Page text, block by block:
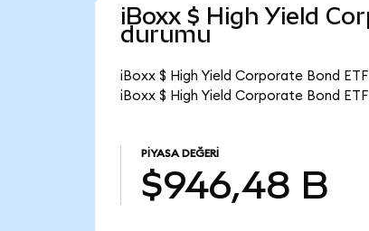
iBoxx $ High Yield
durumu
iBoxx $ High Yield Corporate Bond ETF
iBoxx $ High Yield Corporate Bond
PIYASA DEĞERI
$946,48 B